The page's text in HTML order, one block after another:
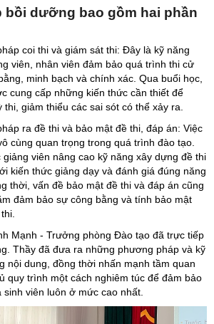
bồi dưỡng bao gồm hai phần
coi thi và giám sát thi: Đây là kỹ năng
viên, nhân viên đảm bảo quá trình thi cử
minh bạch và chính xác. Qua buổi học,
cung cấp những kiến thức cần thiết để
giảm thiểu các sai sót có thể xảy ra.
ra đề thi và bảo mật đề thi, đáp án: Việc
cùng quan trọng trong quá trình đào tạo.
giảng viên nâng cao kỹ năng xây dựng đề thi
kiến thức giảng dạy và đánh giá đúng năng
thời, vấn đề bảo mật đề thi và đáp án cũng
đảm bảo sự công bằng và tính bảo mật
Mạnh - Trưởng phòng Đào tạo đã trực tiếp
Thầy đã đưa ra những phương pháp và kỹ
nội dung, đồng thời nhấn mạnh tầm quan
quy trình một cách nghiêm túc để đảm bảo
viên luôn ở mức cao nhất.